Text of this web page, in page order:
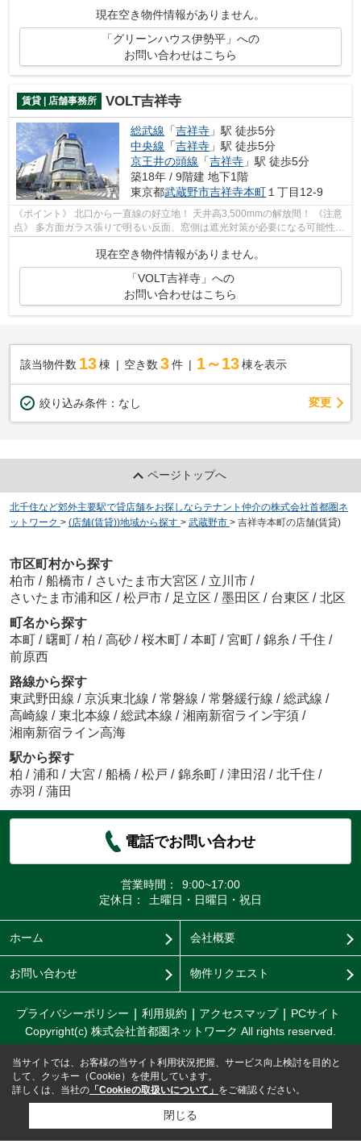
現在空き物件情報がありません。
「グリーンハウス伊勢平」への
お問い合わせはこちら
賃貸 | 店舗事務所 VOLT吉祥寺
総武線 「吉祥寺 」駅 徒歩5分
中央線 「吉祥寺 」駅 徒歩5分
京王井の頭線 「吉祥寺 」駅 徒歩5分
築18年 / 9階建 地下1階
東京都武蔵野市吉祥寺本町 １丁目12-9
《ポイント》 北口から一直線の好立地！ 天井高3,500mmの解放間！ 《注意
点》 多方面ガラス張りで明るい反面、窓側は遮光対策が必要になる可能性も
現在空き物件情報がありません。
「VOLT吉祥寺」への
お問い合わせはこちら
該当物件数 13棟 空き数 3 件 1～13 棟を表示
絞り込み条件： なし 変更
ページトップへ
北千住など郊外主要駅で貸店舗をお探しならテナント仲介の株式会社首都圏ネ
ットワーク > (店舗(賃貸))地域から探す > 武蔵野市 > 吉祥寺本町の店舗(賃貸)
市区町村から探す
柏市 / 船橋市 / さいたま市大宮区 / 立川市 /
さいたま市浦和区 / 松戸市 / 足立区 / 墨田区 / 台東区 / 北区
町名から探す
本町 / 曙町 / 柏 / 高砂 / 桜木町 / 本町 / 宮町 / 錦糸 / 千住 /
前原西
路線から探す
東武野田線 / 京浜東北線 / 常磐線 / 常磐緩行線 / 総武線 /
高崎線 / 東北本線 / 総武本線 / 湘南新宿ライン宇須 /
湘南新宿ライン高海
駅から探す
柏 / 浦和 / 大宮 / 船橋 / 松戸 / 錦糸町 / 津田沼 / 北千住 /
赤羽 / 蒲田
電話でお問い合わせ
営業時間：
9:00~17:00
定休日：
土曜日・日曜日・祝日
ホーム 会社概要
お問い合わせ 物件リクエスト
プライバシーポリシー 利用規約 アクセスマップ
PCサイト
Copyright(c) 株式会社首都圏ネットワーク All rights reserved.
当サイトでは、お客様の当サイト利用状況把握、サービス向上検討を目的と
して、クッキー（Cookie）を使用しています。
詳しくは、当社の 「Cookieの取扱いについて」 をご確認ください。
閉じる